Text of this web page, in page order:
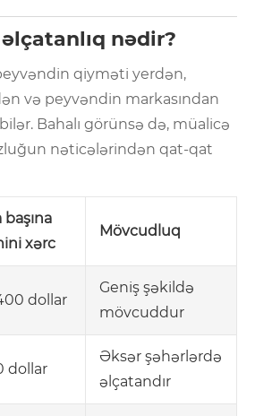
nədir?
qiyməti yerdən,
və peyvəndin markasından
bilər. Bahalı görünsə də, müalicə
nəticələrindən qat-qat
başına
xərc
Mövcudluq
dollar
Geniş şəkildə
mövcuddur
dollar
Əksər şəhərlərdə
əlçatandır